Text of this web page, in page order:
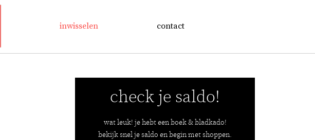
inwisselen contact
check je saldo!
wat leuk! je hebt een boek & bladkado!
bekijk snel je saldo en begin met shoppen.